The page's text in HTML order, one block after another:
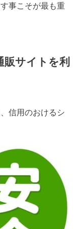
事こそが最も重
販サイトを利
信用のおけるシ